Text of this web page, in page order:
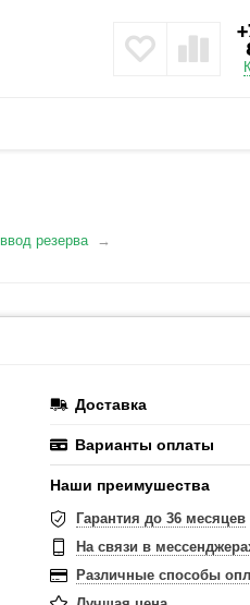
резерва
Доставка
Варианты оплаты
Наши преимушества
Гарантия до 36 месяцев
На связи в
Различные способы